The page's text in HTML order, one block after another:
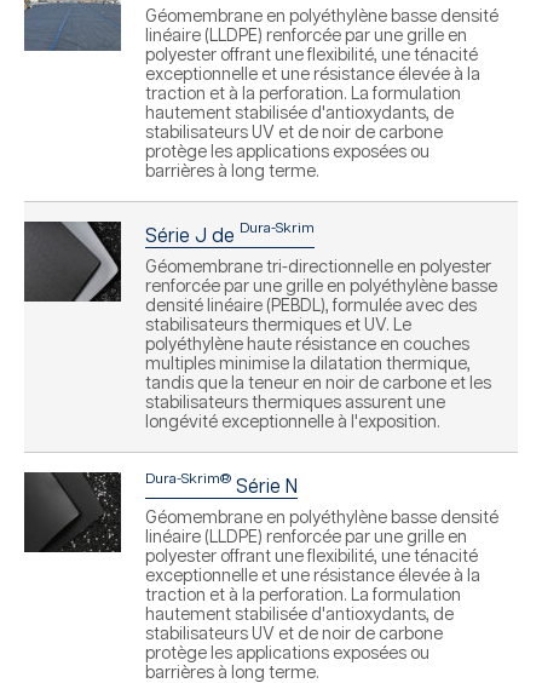
Géomembrane en polyéthylène basse densité
linéaire (LLDPE) renforcée par une grille en
polyester offrant une flexibilité, une ténacité
exceptionnelle et une résistance élevée à la
traction et à la perforation. La formulation
hautement stabilisée d'antioxydants, de
stabilisateurs UV et de noir de carbone
protège les applications exposées ou
barrières à long terme.
Série J de Dura-Skrim
Géomembrane tri-directionnelle en polyester
renforcée par une grille en polyéthylène basse
densité linéaire (PEBDL), formulée avec des
stabilisateurs thermiques et UV. Le
polyéthylène haute résistance en couches
multiples minimise la dilatation thermique,
tandis que la teneur en noir de carbone et les
stabilisateurs thermiques assurent une
longévité exceptionnelle à l'exposition.
Dura-Skrim® Série N
Géomembrane en polyéthylène basse densité
linéaire (LLDPE) renforcée par une grille en
polyester offrant une flexibilité, une ténacité
exceptionnelle et une résistance élevée à la
traction et à la perforation. La formulation
hautement stabilisée d'antioxydants, de
stabilisateurs UV et de noir de carbone
protège les applications exposées ou
barrières à long terme.